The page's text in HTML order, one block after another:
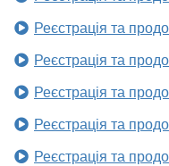
Реєстрація та
Реєстрація та
Реєстрація та
Реєстрація та
Реєстрація та